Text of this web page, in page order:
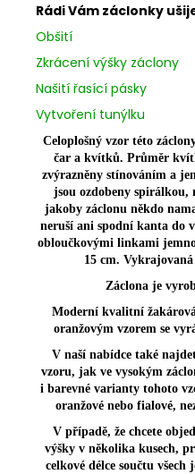
Rádi Vám záclonky
Obšití
Zkrácení výšky záclony
Našití řasící pásky
Vytvoření tunýlku
Celoplošný vzor této
čar a kvítků. Průměr
zvýrazněny stínováním a
jsou ozdobeny spirálkou,
jakoby záclonu někdo
neruší ani spodní kanta do
obloučkovými linkami
15 cm.
Záclona je
Moderní kvalitní
oranžovým vzorem se
V naší nabídce také
vzoru, jak ve vysokým
i barevné varianty tohoto
oranžové nebo fialové,
V případě, že chcete
výšky v několika kusech,
celkové délce součtu